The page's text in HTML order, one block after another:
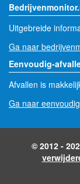
Uitgebreide
Ga naar
Eenvoudig-
Afvallen is
Ga naar
© 2012 -